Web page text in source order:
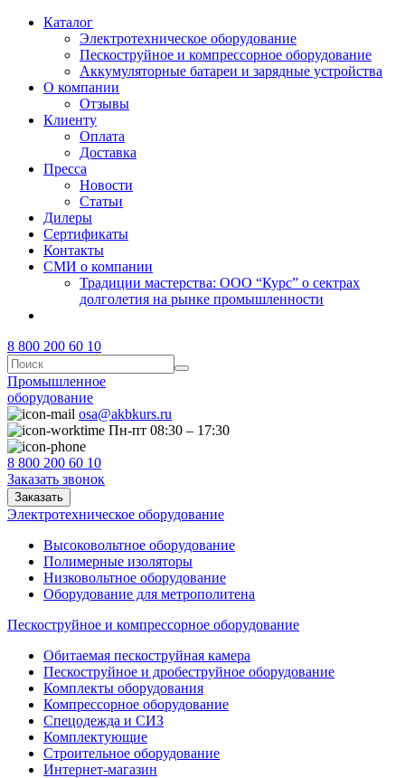
Каталог
Электротехническое оборудование
Пескоструйное и компрессорное оборудование
Аккумуляторные батареи и зарядные устройства
О компании
Отзывы
Клиенту
Оплата
Доставка
Пресса
Новости
Статьи
Дилеры
Сертификаты
Контакты
СМИ о компании
Традиции мастерства: ООО “Курс” о сектрах
долголетия на рынке промышленности
8 800 200 60 10
Промышленное
оборудование
osa@akbkurs.ru
Пн-пт 08:30 – 17:30
8 800 200 60 10
Заказать звонок
Заказать
Электротехническое оборудование
Высоковольтное оборудование
Полимерные изоляторы
Низковольтное оборудование
Оборудование для метрополитена
Пескоструйное и компрессорное оборудование
Обитаемая пескоструйная камера
Пескоструйное и дробеструйное оборудование
Комплекты оборудования
Компрессорное оборудование
Спецодежда и СИЗ
Комплектующие
Строительное оборудование
Интернет-магазин